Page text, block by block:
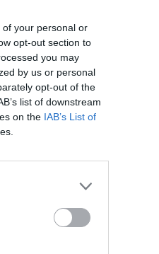
your personal or
opt-out section to
you may
by us or personal
opt-out of the
list of downstream
on the IAB’s List of
o
w